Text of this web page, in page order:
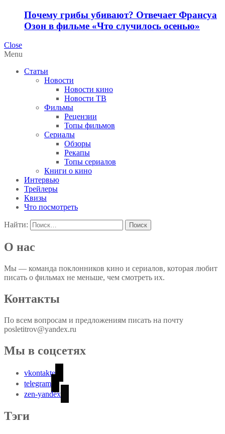
Почему грибы убивают? Отвечает Франсуа
Озон в фильме «Что случилось осенью»
Close
Menu
Статьи
Новости
Новости кино
Новости ТВ
Фильмы
Рецензии
Топы фильмов
Сериалы
Обзоры
Рекапы
Топы сериалов
Книги о кино
Интервью
Трейлеры
Квизы
Что посмотреть
Найти:
О нас
Мы — команда поклонников кино и сериалов, которая любит
писать о фильмах не меньше, чем смотреть их.
Контакты
По всем вопросам и предложениям писать на почту
posletitrov@yandex.ru
Мы в соцсетях
vkontakte
telegram
zen-yandex
Тэги